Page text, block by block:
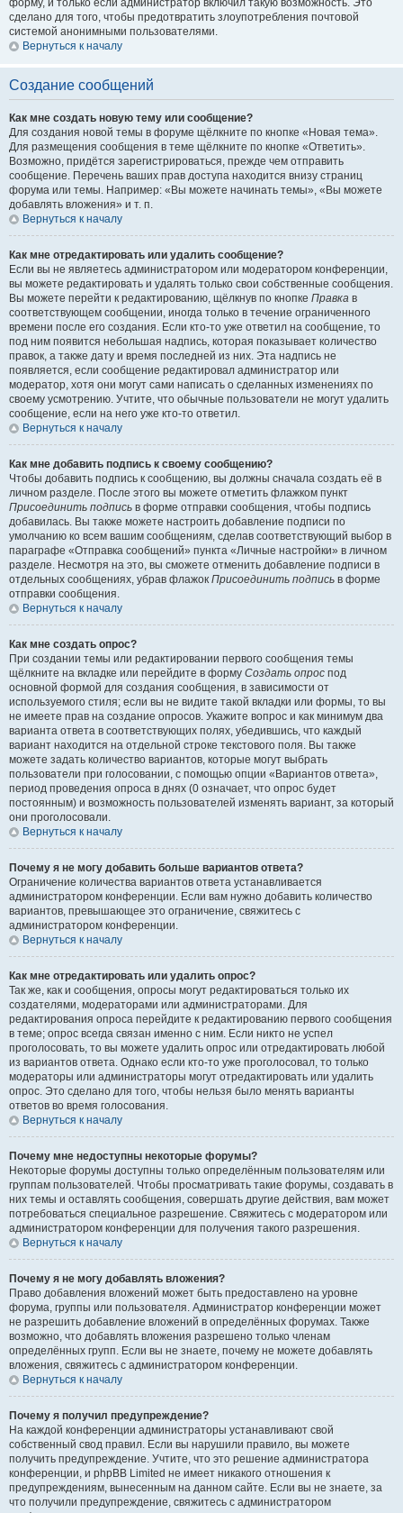
форму, и только если администратор включил такую возможность. Это
сделано для того, чтобы предотвратить злоупотребления почтовой
системой анонимными пользователями.
Вернуться к началу
Создание сообщений
Как мне создать новую тему или сообщение?
Для создания новой темы в форуме щёлкните по кнопке «Новая тема».
Для размещения сообщения в теме щёлкните по кнопке «Ответить».
Возможно, придётся зарегистрироваться, прежде чем отправить
сообщение. Перечень ваших прав доступа находится внизу страниц
форума или темы. Например: «Вы можете начинать темы», «Вы можете
добавлять вложения» и т. п.
Вернуться к началу
Как мне отредактировать или удалить сообщение?
Если вы не являетесь администратором или модератором конференции,
вы можете редактировать и удалять только свои собственные сообщения.
Вы можете перейти к редактированию, щёлкнув по кнопке Правка в
соответствующем сообщении, иногда только в течение ограниченного
времени после его создания. Если кто-то уже ответил на сообщение, то
под ним появится небольшая надпись, которая показывает количество
правок, а также дату и время последней из них. Эта надпись не
появляется, если сообщение редактировал администратор или
модератор, хотя они могут сами написать о сделанных изменениях по
своему усмотрению. Учтите, что обычные пользователи не могут удалить
сообщение, если на него уже кто-то ответил.
Вернуться к началу
Как мне добавить подпись к своему сообщению?
Чтобы добавить подпись к сообщению, вы должны сначала создать её в
личном разделе. После этого вы можете отметить флажком пункт
Присоединить подпись в форме отправки сообщения, чтобы подпись
добавилась. Вы также можете настроить добавление подписи по
умолчанию ко всем вашим сообщениям, сделав соответствующий выбор в
параграфе «Отправка сообщений» пункта «Личные настройки» в личном
разделе. Несмотря на это, вы сможете отменить добавление подписи в
отдельных сообщениях, убрав флажок Присоединить подпись в форме
отправки сообщения.
Вернуться к началу
Как мне создать опрос?
При создании темы или редактировании первого сообщения темы
щёлкните на вкладке или перейдите в форму Создать опрос под
основной формой для создания сообщения, в зависимости от
используемого стиля; если вы не видите такой вкладки или формы, то вы
не имеете прав на создание опросов. Укажите вопрос и как минимум два
варианта ответа в соответствующих полях, убедившись, что каждый
вариант находится на отдельной строке текстового поля. Вы также
можете задать количество вариантов, которые могут выбрать
пользователи при голосовании, с помощью опции «Вариантов ответа»,
период проведения опроса в днях (0 означает, что опрос будет
постоянным) и возможность пользователей изменять вариант, за который
они проголосовали.
Вернуться к началу
Почему я не могу добавить больше вариантов ответа?
Ограничение количества вариантов ответа устанавливается
администратором конференции. Если вам нужно добавить количество
вариантов, превышающее это ограничение, свяжитесь с
администратором конференции.
Вернуться к началу
Как мне отредактировать или удалить опрос?
Так же, как и сообщения, опросы могут редактироваться только их
создателями, модераторами или администраторами. Для
редактирования опроса перейдите к редактированию первого сообщения
в теме; опрос всегда связан именно с ним. Если никто не успел
проголосовать, то вы можете удалить опрос или отредактировать любой
из вариантов ответа. Однако если кто-то уже проголосовал, то только
модераторы или администраторы могут отредактировать или удалить
опрос. Это сделано для того, чтобы нельзя было менять варианты
ответов во время голосования.
Вернуться к началу
Почему мне недоступны некоторые форумы?
Некоторые форумы доступны только определённым пользователям или
группам пользователей. Чтобы просматривать такие форумы, создавать в
них темы и оставлять сообщения, совершать другие действия, вам может
потребоваться специальное разрешение. Свяжитесь с модератором или
администратором конференции для получения такого разрешения.
Вернуться к началу
Почему я не могу добавлять вложения?
Право добавления вложений может быть предоставлено на уровне
форума, группы или пользователя. Администратор конференции может
не разрешить добавление вложений в определённых форумах. Также
возможно, что добавлять вложения разрешено только членам
определённых групп. Если вы не знаете, почему не можете добавлять
вложения, свяжитесь с администратором конференции.
Вернуться к началу
Почему я получил предупреждение?
На каждой конференции администраторы устанавливают свой
собственный свод правил. Если вы нарушили правило, вы можете
получить предупреждение. Учтите, что это решение администратора
конференции, и phpBB Limited не имеет никакого отношения к
предупреждениям, вынесенным на данном сайте. Если вы не знаете, за
что получили предупреждение, свяжитесь с администратором